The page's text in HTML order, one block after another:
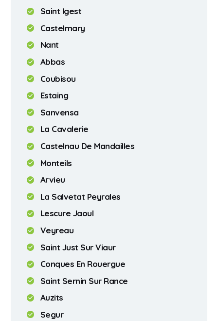
Saint Igest
Castelmary
Nant
Abbas
Coubisou
Estaing
Sanvensa
La Cavalerie
Castelnau De Mandailles
Monteils
Arvieu
La Salvetat Peyrales
Lescure Jaoul
Veyreau
Saint Just Sur Viaur
Conques En Rouergue
Saint Sernin Sur Rance
Auzits
Segur